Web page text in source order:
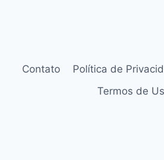
Contato Política de
Termos de